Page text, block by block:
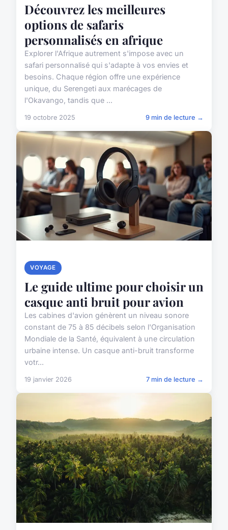
Découvrez les meilleures
options de safaris
personnalisés en afrique
Explorer l'Afrique autrement s'impose avec un
safari personnalisé qui s'adapte à vos envies et
besoins. Chaque région offre une expérience
unique, du Serengeti aux marécages de
l'Okavango, tandis que ...
19 octobre 2025 9 min de lecture →
VOYAGE
Le guide ultime pour choisir un
casque anti bruit pour avion
Les cabines d'avion génèrent un niveau sonore
constant de 75 à 85 décibels selon l'Organisation
Mondiale de la Santé, équivalent à une circulation
urbaine intense. Un casque anti-bruit transforme
votr...
19 janvier 2026 7 min de lecture →